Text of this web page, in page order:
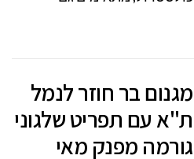
מגנום בר חוזר לנמל
ת"א עם תפריט שלגוני
גורמה מפנק מאי